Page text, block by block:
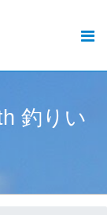
h 釣 り い